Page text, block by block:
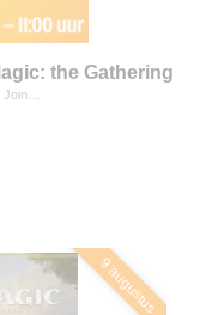
the Gathering
Join…
9 augustus